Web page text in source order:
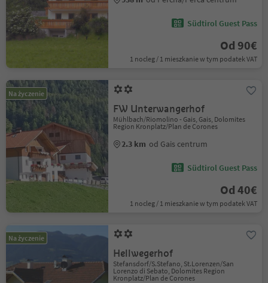
Südtirol Guest Pass
Od 90€
1 nocleg / 1 mieszkanie w tym podatek VAT
Na życzenie
FW Unterwangerhof
Mühlbach/Riomolino - Gais, Gais, Dolomites
Region Kronplatz/Plan de Corones
2.3 km od Gais centrum
Südtirol Guest Pass
Od 40€
1 nocleg / 1 mieszkanie w tym podatek VAT
Na życzenie
Hellwegerhof
Stefansdorf/S.Stefano, St.Lorenzen/San
Lorenzo di Sebato, Dolomites Region
Kronplatz/Plan de Corones